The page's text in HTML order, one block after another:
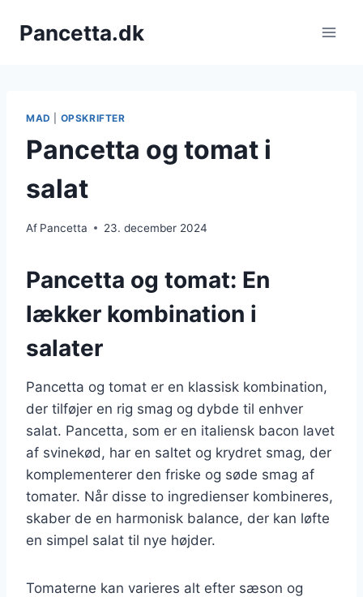
Pancetta.dk
MAD OPSKRIFTER
Pancetta og tomat i
salat
Af Pancetta 23. december 2024
Pancetta og tomat: En
lækker kombination i
salater
Pancetta og tomat er en klassisk kombination,
der tilføjer en rig smag og dybde til enhver
salat. Pancetta, som er en italiensk bacon lavet
af svinekød, har en saltet og krydret smag, der
komplementerer den friske og søde smag af
tomater. Når disse to ingredienser kombineres,
skaber de en harmonisk balance, der kan løfte
en simpel salat til nye højder.
Tomaterne kan varieres alt efter sæson og